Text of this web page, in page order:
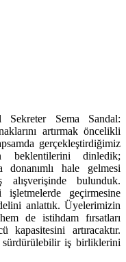
Sema Sandal:
artırmak öncelikli
gerçekleştirdiğimiz
beklentilerini dinledik;
donanımlı hale gelmesi
alışverişinde bulunduk.
geçirmesine
anlattık. Üyelerimizin
de istihdam fırsatları
artıracaktır.
iş birliklerini